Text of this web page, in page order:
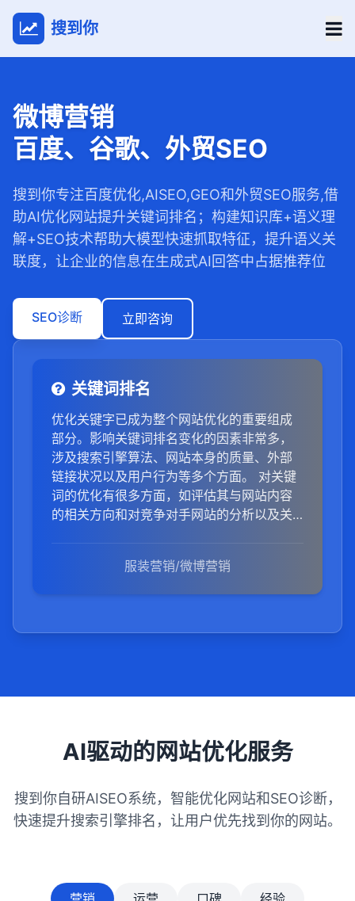
搜到你
微博营销
百度、谷歌、外贸SEO
搜到你专注百度优化,AISEO,GEO和外贸SEO服务,借
助AI优化网站提升关键词排名；构建知识库+语义理
解+SEO技术帮助大模型快速抓取特征，提升语义关
联度，让企业的信息在生成式AI回答中占据推荐位
SEO诊断 立即咨询
关键词排名
优化关键字已成为整个网站优化的重要组成
部分。影响关键词排名变化的因素非常多，
涉及搜索引擎算法、网站本身的质量、外部
链接状况以及用户行为等多个方面。 对关键
词的优化有很多方面，如评估其与网站内容
的相关方向和对竞争对手网站的分析以及关
服装营销/微博营销
AI驱动的网站优化服务
搜到你自研AISEO系统，智能优化网站和SEO诊断，
快速提升搜索引擎排名，让用户优先找到你的网站。